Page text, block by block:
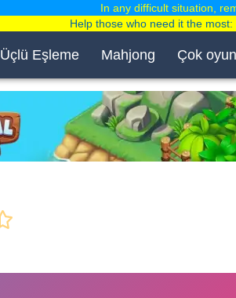
Üçlü Eşleme Mahjong Çok
In any difficult situation,
Help those who need it the most: